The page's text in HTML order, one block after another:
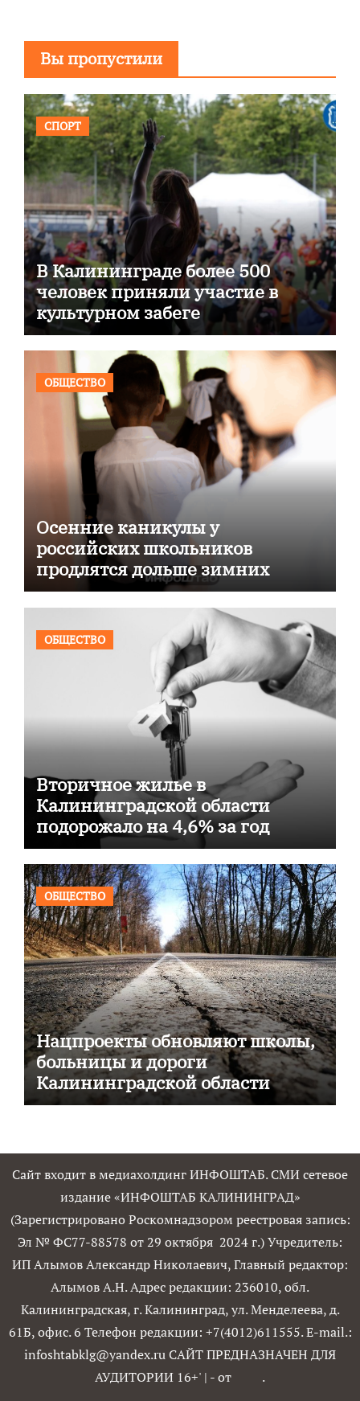
Вы пропустили
СПОРТ
В Калининграде более 500
человек приняли участие в
культурном забеге
ОБЩЕСТВО
Осенние каникулы у
российских школьников
продлятся дольше зимних
ОБЩЕСТВО
Вторичное жилье в
Калининградской области
подорожало на 4,6% за год
ОБЩЕСТВО
Нацпроекты обновляют школы,
больницы и дороги
Калининградской области
Сайт входит в медиахолдинг ИНФОШТАБ. СМИ сетевое
издание «ИНФОШТАБ КАЛИНИНГРАД»
(Зарегистрировано Роскомнадзором реестровая запись:
Эл № ФС77-88578 от 29 октября 2024 г.) Учредитель:
ИП Алымов Александр Николаевич, Главный редактор:
Алымов А.Н. Адрес редакции: 236010, обл.
Калининградская, г. Калининград, ул. Менделеева, д.
61Б, офис. 6 Телефон редакции: +7(4012)611555. E-mail.:
infoshtabklg@yandex.ru САЙТ ПРЕДНАЗНАЧЕН ДЛЯ
АУДИТОРИИ 16+' | - от .